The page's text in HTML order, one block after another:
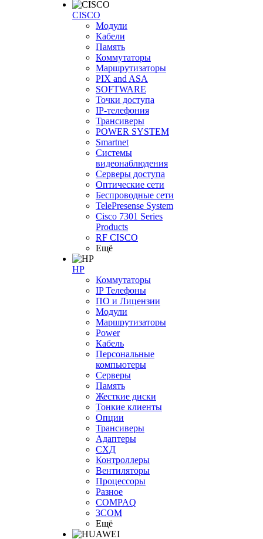
CISCO
Модули
Кабели
Память
Коммутаторы
Маршрутизаторы
PIX and ASA
SOFTWARE
Точки доступа
IP-телефония
Трансиверы
POWER SYSTEM
Smartnet
Системы
видеонаблюдения
Серверы доступа
Оптические сети
Беспроводные сети
TelePresense System
Cisco 7301 Series
Products
RF CISCO
Ещё
HP
Коммутаторы
IP Телефоны
ПО и Лицензии
Модули
Маршрутизаторы
Power
Кабель
Персональные
компьютеры
Серверы
Память
Жесткие диски
Тонкие клиенты
Опции
Трансиверы
Адаптеры
СХД
Контроллеры
Вентиляторы
Процессоры
Разное
COMPAQ
3COM
Ещё